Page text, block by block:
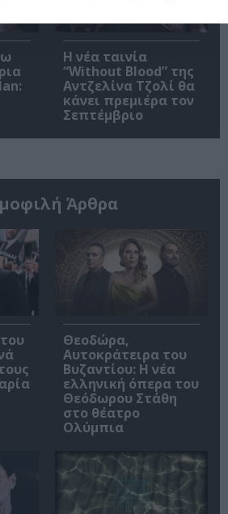
Η νέα ταινία
“Without Blood” της
Αντζελίνα Τζολί θα
κάνει πρεμιέρα τον
Σεπτέμβριο
Άρθρα
Θεοδώρα,
Αυτοκράτειρα του
Βυζαντίου: Η νέα
ελληνική όπερα του
Θεόδωρου Στάθη
στο θέατρο
Ολύμπια